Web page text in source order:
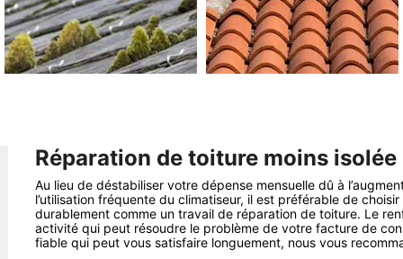
Réparation de toiture moins isolée
Au lieu de déstabiliser votre dépense mensuelle dû à
l’utilisation fréquente du climatiseur, il est préférable de
durablement comme un travail de réparation de toiture. Le
activité qui peut résoudre le problème de votre facture de
fiable qui peut vous satisfaire longuement, nous vous